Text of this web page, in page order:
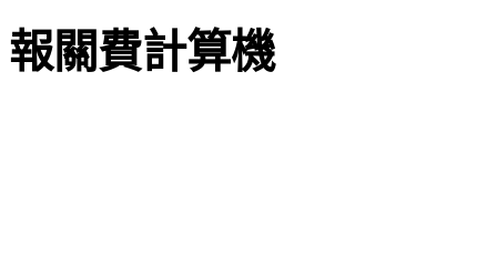
報關費計算機